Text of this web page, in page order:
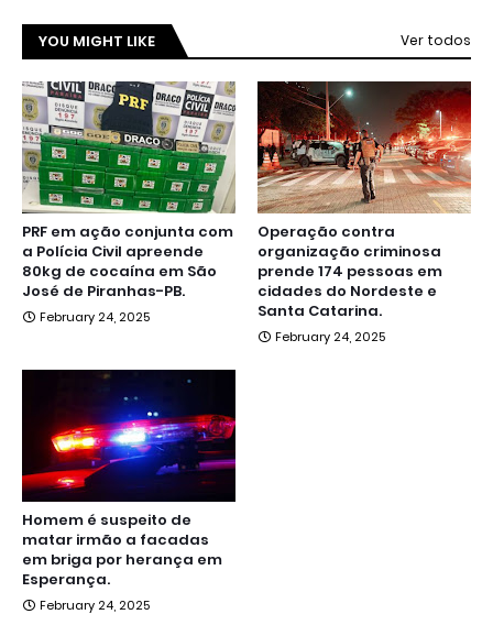
YOU MIGHT LIKE Ver todos
PRF em ação conjunta com
a Polícia Civil apreende
80kg de cocaína em São
José de Piranhas-PB.
February 24, 2025
Operação contra
organização criminosa
prende 174 pessoas em
cidades do Nordeste e
Santa Catarina.
February 24, 2025
Homem é suspeito de
matar irmão a facadas
em briga por herança em
Esperança.
February 24, 2025